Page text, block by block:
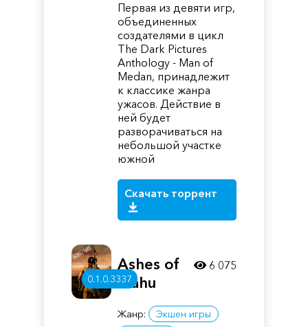
Первая из девяти игр,
объединенных
создателями в цикл
The Dark Pictures
Anthology - Man of
Medan, принадлежит
к классике жанра
ужасов. Действие в
ней будет
разворачиваться на
небольшой участке
южной
Скачать торрент
0.1.0.3337
Ashes of
Oahu
Жанр:
Экшен игры
6 075